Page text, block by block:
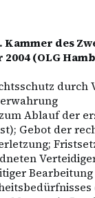
Kammer des
2004 (OLG
durch
Ablauf der
Gebot der